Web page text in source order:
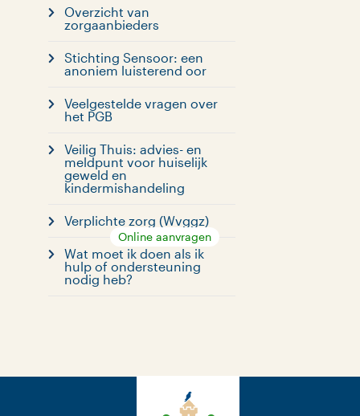
Overzicht van
zorgaanbieders
Stichting Sensoor: een
anoniem luisterend oor
Veelgestelde vragen over
het PGB
Veilig Thuis: advies- en
meldpunt voor huiselijk
geweld en
kindermishandeling
Verplichte zorg (Wvggz)
Online aanvragen
Wat moet ik doen als ik
hulp of ondersteuning
nodig heb?